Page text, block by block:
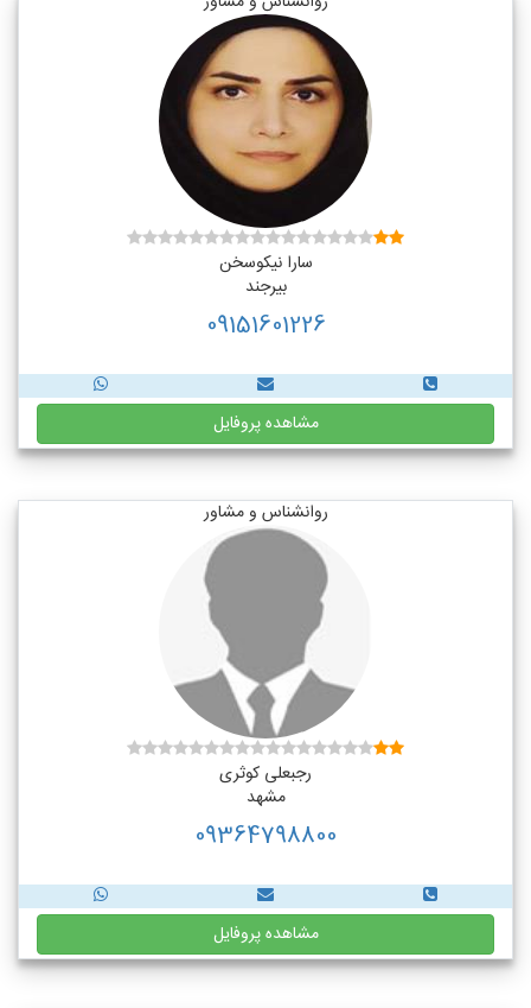
سارا نیکوسخن
بیرجند
09151601226
مشاهده پروفایل
روانشناس و مشاور
رجبعلی کوثری
مشهد
09364798800
مشاهده پروفایل